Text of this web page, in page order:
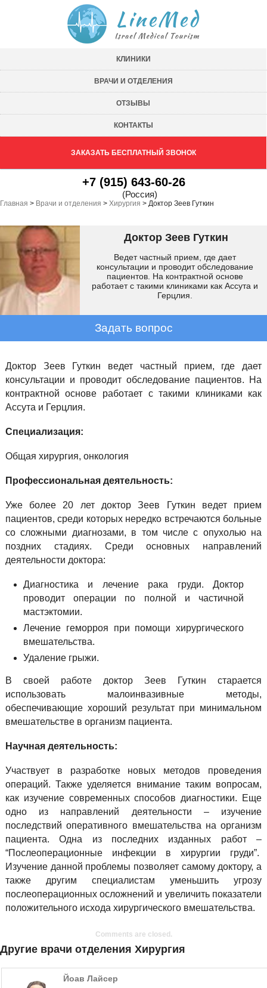
КЛИНИКИ
ВРАЧИ И ОТДЕЛЕНИЯ
ОТЗЫВЫ
КОНТАКТЫ
ЗАКАЗАТЬ БЕСПЛАТНЫЙ ЗВОНОК
+7 (915) 643-60-26
(Россия)
Главная > Врачи и отделения > Хирургия > Доктор Зеев Гуткин
Доктор Зеев Гуткин
Ведет частный прием, где дает
консультации и проводит обследование
пациентов. На контрактной основе
работает с такими клиниками как Ассута и
Герцлия.
Задать вопрос
Доктор Зеев Гуткин ведет частный прием, где дает
консультации и проводит обследование пациентов. На
контрактной основе работает с такими клиниками как
Ассута и Герцлия.
Специализация:
Общая хирургия, онкология
Профессиональная деятельность:
Уже более 20 лет доктор Зеев Гуткин ведет прием
пациентов, среди которых нередко встречаются больные
со сложными диагнозами, в том числе с опухолью на
поздних стадиях. Среди основных направлений
деятельности доктора:
Диагностика и лечение рака груди. Доктор
проводит операции по полной и частичной
мастэктомии.
Лечение геморроя при помощи хирургического
вмешательства.
Удаление грыжи.
В своей работе доктор Зеев Гуткин старается
использовать малоинвазивные методы,
обеспечивающие хороший результат при минимальном
вмешательстве в организм пациента.
Научная деятельность:
Участвует в разработке новых методов проведения
операций. Также уделяется внимание таким вопросам,
как изучение современных способов диагностики. Еще
одно из направлений деятельности – изучение
последствий оперативного вмешательства на организм
пациента. Одна из последних изданных работ –
“Послеоперационные инфекции в хирургии груди”.
Изучение данной проблемы позволяет самому доктору, а
также другим специалистам уменьшить угрозу
послеоперационных осложнений и увеличить показатели
положительного исхода хирургического вмешательства.
Comments are closed.
Другие врачи отделения Хирургия
Йоав Лайсер